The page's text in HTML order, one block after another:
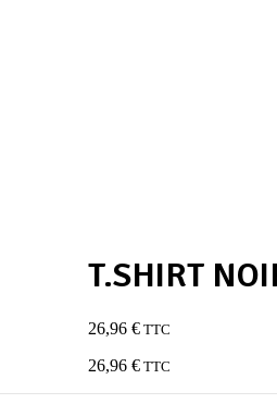
T.SHIRT
26,96€ TTC
26,96€ TTC